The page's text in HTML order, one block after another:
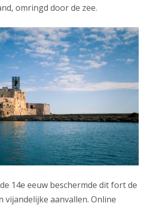
omringd door de zee.
14e eeuw beschermde dit fort de
vijandelijke aanvallen. Online